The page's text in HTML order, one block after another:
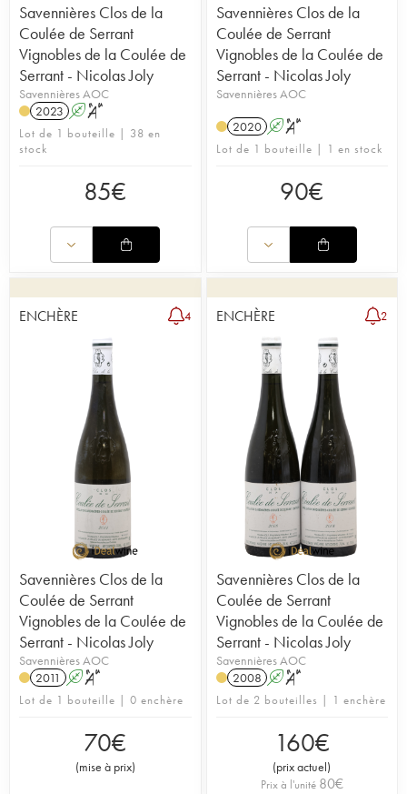
Savennières Clos de la
Coulée de Serrant
Vignobles de la Coulée de
Serrant - Nicolas Joly
Savennières AOC
2023 A S
Lot de 1 bouteille | 38 en
stock
85€
Savennières Clos de la
Coulée de Serrant
Vignobles de la Coulée de
Serrant - Nicolas Joly
Savennières AOC
2020 A S
Lot de 1 bouteille | 1 en stock
90€
ENCHÈRE 4
Savennières Clos de la
Coulée de Serrant
Vignobles de la Coulée de
Serrant - Nicolas Joly
Savennières AOC
2011
A S
Lot de 1 bouteille | 0 enchère
70€
(mise à prix)
ENCHÈRE 2
Savennières Clos de la
Coulée de Serrant
Vignobles de la Coulée de
Serrant - Nicolas Joly
Savennières AOC
2008 A S
Lot de 2 bouteilles | 1 enchère
160€
(prix actuel)
Prix à l'unité 80€